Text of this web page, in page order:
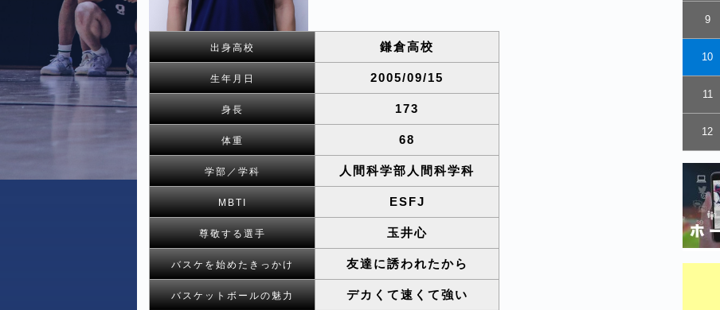
出身高校 鎌倉高校
生年月日 2005/09/15
身長 173
体重 68
学部／学科 人間科学部人間科学科
MBTI ESFJ
尊敬する選手 玉井心
バスケを始めたきっかけ 友達に誘われたから
バスケットボールの魅力 デカくて速くて強い
9
10
11
12